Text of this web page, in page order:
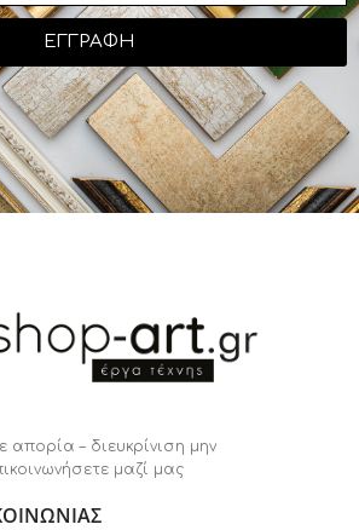
ΕΓΓΡΑΦΗ
απορία – διευκρίνιση μην
μαζί μας